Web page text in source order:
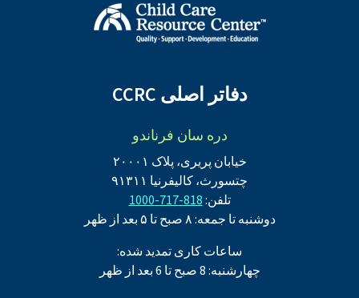
دفاتر اصلی CCRC
دره سان فرناندو
خیابان پریری، پلاک ۲۰۰۰۱
چتسورث، کالیفرنیا ۹۱۳۱۱
تلفن:818-717-1000
دوشنبه تا جمعه: ۸ صبح تا ۵ بعد از ظهر
ساعات کاری تمدید شده:
چهارشنبه: 8 صبح تا 6 بعد از ظهر